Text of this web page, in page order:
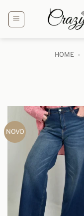
sadržaj
HOME »
NOVO